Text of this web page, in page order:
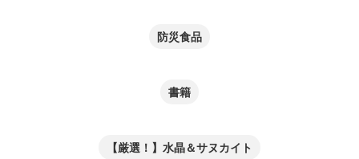
防災食品
書籍
【厳選！】水晶＆サヌカイト